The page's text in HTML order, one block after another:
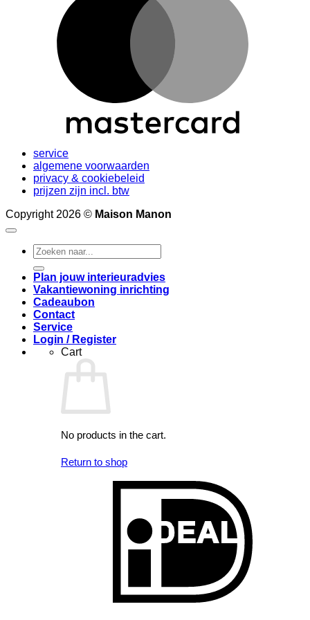
service
algemene voorwaarden
privacy & cookiebeleid
prijzen zijn incl. btw
Copyright 2026 © Maison Manon
Search
for:
Plan jouw interieuradvies
Vakantiewoning inrichting
Cadeaubon
Contact
Service
Login / Register
Cart
No products in the cart.
Return to shop